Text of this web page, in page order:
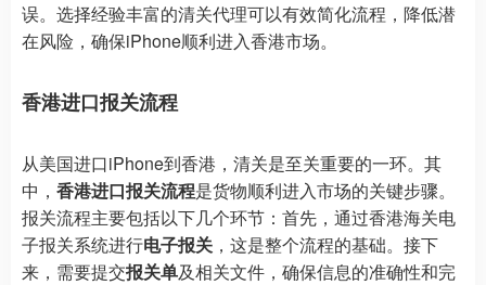
误。选择经验丰富的清关代理可以有效简化流程，降低潜
在风险，确保iPhone顺利进入香港市场。
香港进口报关流程
从美国进口iPhone到香港，清关是至关重要的一环。其
中， 香港进口报关流程是货物顺利进入市场的关键步骤。
报关流程主要包括以下几个环节：首先，通过香港海关电
子报关系统进行电子报关 ，这是整个流程的基础。接下
来，需要提交报关单及相关文件，确保信息的准确性和完